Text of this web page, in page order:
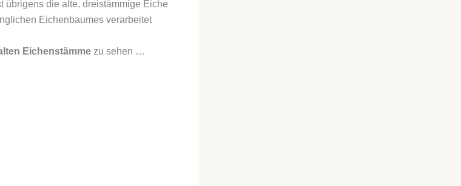
übrigens die alte, dreistämmige Eiche
Eichenbaumes verarbeitet
Eichenstämme zu sehen …